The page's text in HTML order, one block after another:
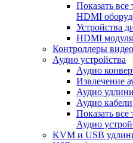
Показать все
HDMI
Устройства
HDMI
Контроллеры
Аудио устройства
Аудио
Извлечение
Аудио
Аудио кабели
Показать все
Аудио
KVM и USB